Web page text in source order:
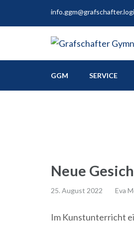
GGM SERVICE
Neue
25. August 2022 Eva
Im Kunstunterricht